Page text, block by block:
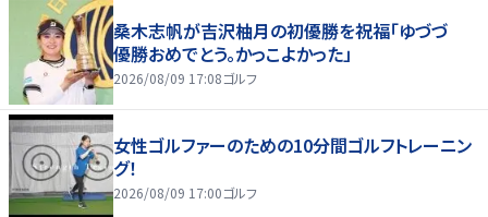
桑木志帆が吉沢柚月の初優勝を祝福「ゆづづ
優勝おめでとう。かっこよかった」
2026/08/09 17:08ゴルフ
女性ゴルファーのための10分間ゴルフトレーニン
グ！
2026/08/09 17:00ゴルフ